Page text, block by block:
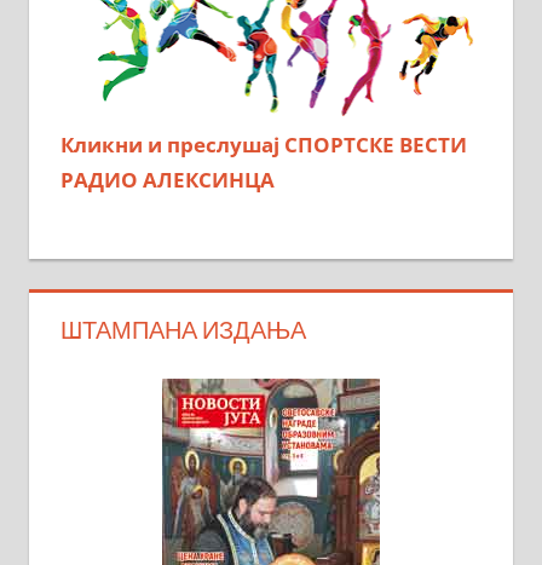
Кликни и преслушај СПОРТСКЕ ВЕСТИ
РАДИО АЛЕКСИНЦА
ШТАМПАНА ИЗДАЊА